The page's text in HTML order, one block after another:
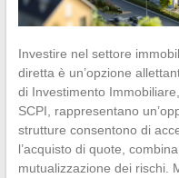
Investire nel settore
diretta è un’opzione
di Investimento
SCPI, rappresentano
strutture consentono di
l’acquisto di quote,
mutualizzazione dei rischi.